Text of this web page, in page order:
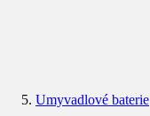
Umyvadlové baterie